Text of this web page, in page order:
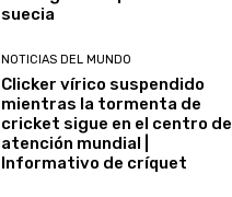
suecia
NOTICIAS DEL MUNDO
Clicker vírico suspendido
mientras la tormenta de
cricket sigue en el centro de
atención mundial |
Informativo de críquet